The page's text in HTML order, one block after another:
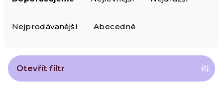
n
Nejprodávanější Abecedně
Otevřít filtr